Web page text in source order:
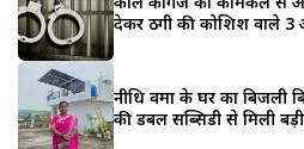
देकर ठगी की कोशिश वाले 3
नीधि वर्मा के घर का
की डबल सब्सिडी से मिली